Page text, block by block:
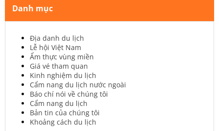
Danh mục
Địa danh du lịch
Lễ hội Việt Nam
Ẩm thực vùng miền
Giá vé tham quan
Kinh nghiệm du lịch
Cẩm nang du lịch nước ngoài
Báo chí nói về chúng tôi
Cẩm nang du lịch
Bản tin của chúng tôi
Khoảng cách du lịch